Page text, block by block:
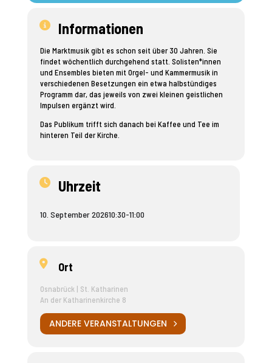
Informationen
Die Marktmusik gibt es schon seit über 30 Jahren. Sie
findet wöchentlich durchgehend statt. Solisten*innen
und Ensembles bieten mit Orgel- und Kammermusik in
verschiedenen Besetzungen ein etwa halbstündiges
Programm dar, das jeweils von zwei kleinen geistlichen
Impulsen ergänzt wird.
Das Publikum trifft sich danach bei Kaffee und Tee im
hinteren Teil der Kirche.
Uhrzeit
10. September 202610:30-11:00
Ort
Osnabrück | St. Katharinen
An der Katharinenkirche 8
ANDERE VERANSTALTUNGEN